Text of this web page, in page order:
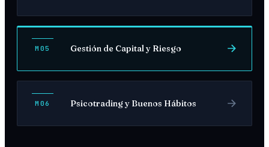
M05 Gestión de Capital y Riesgo
M06 Psicotrading y Buenos Hábitos